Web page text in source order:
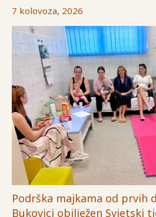
7 kolovoza, 2026
Podrška majkama od prvih
Bukovici obilježen Svjetski